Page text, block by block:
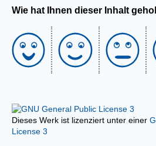
Wie hat Ihnen dieser Inhalt
Dieses Werk ist lizenziert unter einer
License 3